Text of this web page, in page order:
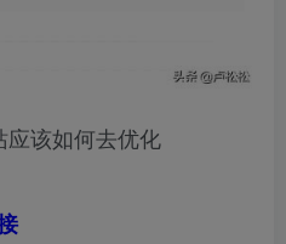
应该如何去优化